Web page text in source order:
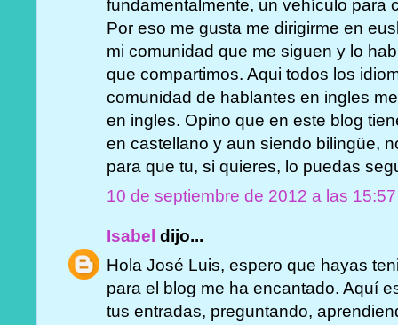
fundamentalmente, un vehículo para
Por eso me gusta me dirigirme en
mi comunidad que me siguen y lo
que compartimos. Aqui todos los
comunidad de hablantes en ingles
en ingles. Opino que en este blog
en castellano y aun siendo bilingüe,
para que tu, si quieres, lo puedas
10 de septiembre de 2012 a las 15:57
Isabel dijo...
Hola José Luis, espero que hayas
para el blog me ha encantado. Aquí
tus entradas, preguntando,